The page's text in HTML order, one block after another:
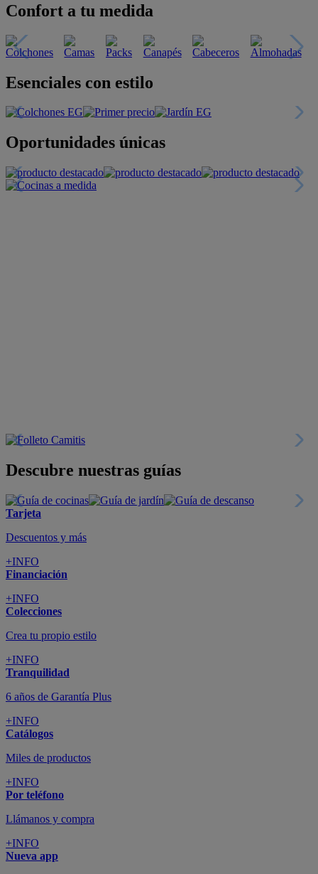
Confort a tu medida
Esenciales con estilo
Oportunidades únicas
Descubre nuestras guías
Tarjeta
Descuentos y más
+INFO
Financiación
+INFO
Colecciones
Crea tu propio estilo
+INFO
Tranquilidad
6 años de Garantía Plus
+INFO
Catálogos
Miles de productos
+INFO
Por teléfono
Llámanos y compra
+INFO
Nueva app